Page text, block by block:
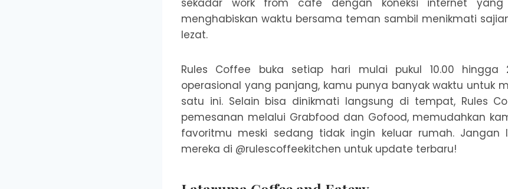
sekadar work from cafe dengan koneksi internet
menghabiskan waktu bersama teman sambil menikmati
lezat.
Rules Coffee buka setiap hari mulai pukul 10.00 hingga
operasional yang panjang, kamu punya banyak waktu untuk
satu ini. Selain bisa dinikmati langsung di tempat, Rules
pemesanan melalui Grabfood dan Gofood, memudahkan
favoritmu meski sedang tidak ingin keluar rumah. Jangan
mereka di @rulescoffeekitchen untuk update terbaru!